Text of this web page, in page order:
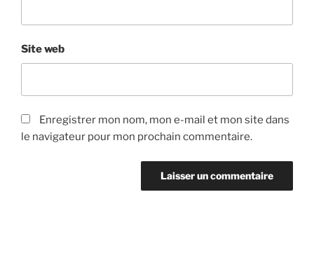
Site web
Enregistrer mon nom, mon e-mail et mon site dans
le navigateur pour mon prochain commentaire.